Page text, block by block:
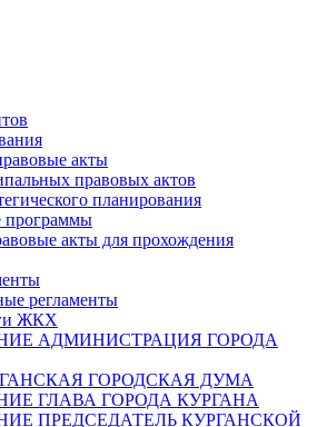
акты
правовых актов
планирования
акты для прохождения
регламенты
ЖКХ
АДМИНИСТРАЦИЯ ГОРОДА
ГОРОДСКАЯ ДУМА
ГЛАВА ГОРОДА КУРГАНА
ПРЕДСЕДАТЕЛЬ КУРГАНСКОЙ